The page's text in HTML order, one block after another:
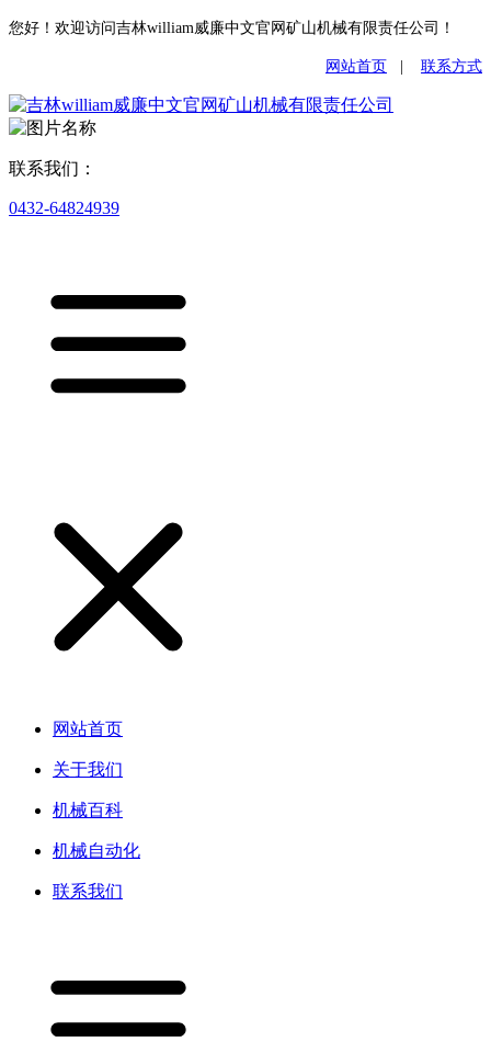
您好！欢迎访问吉林william威廉中文官网矿山机械有限责任公司！
网站首页 联系方式
联系我们：
0432-64824939
网站首页
关于我们
机械百科
机械自动化
联系我们